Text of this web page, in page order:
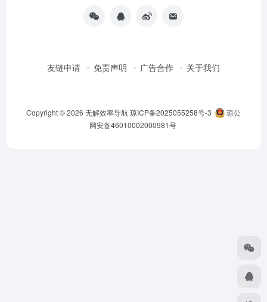
友链申请 免责声明 广告合作 关于我们
Copyright © 2026 无解效率导航琼ICP备2025055258号-3
琼公
网安备46010002000981号